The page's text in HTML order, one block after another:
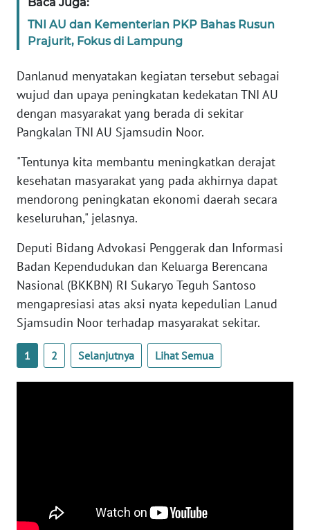
TNI AU dan Kementerian PKP Bahas Rusun
Prajurit, Fokus di Lampung
Danlanud menyatakan kegiatan tersebut sebagai
wujud dan upaya peningkatan kedekatan TNI AU
dengan masyarakat yang berada di sekitar
Pangkalan TNI AU Sjamsudin Noor.
"Tentunya kita membantu meningkatkan derajat
kesehatan masyarakat yang pada akhirnya dapat
mendorong peningkatan ekonomi daerah secara
keseluruhan," jelasnya.
Deputi Bidang Advokasi Penggerak dan Informasi
Badan Kependudukan dan Keluarga Berencana
Nasional (BKKBN) RI Sukaryo Teguh Santoso
mengapresiasi atas aksi nyata kepedulian Lanud
Sjamsudin Noor terhadap masyarakat sekitar.
1 2 Selanjutnya Lihat Semua
WN
JAMBI
WN
SULTRA
WN
WN
SULTENG
SULBAR
WN
BABEL
WN
SUMBAR
LAMPUNG